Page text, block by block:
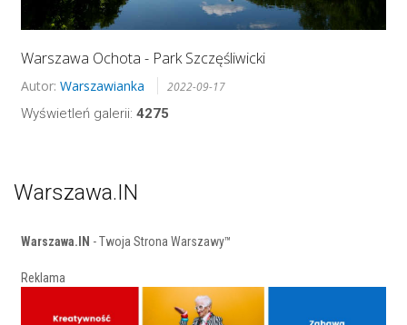
Warszawa Ochota - Park Szczęśliwicki
Autor: Warszawianka 2022-09-17
Wyświetleń galerii: 4275
Warszawa.IN
Warszawa.IN - Twoja Strona Warszawy™
Reklama